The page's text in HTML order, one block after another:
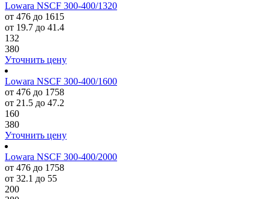
Lowara NSCF 300-400/1320
от 476 до 1615
от 19.7 до 41.4
132
380
Уточнить цену
Lowara NSCF 300-400/1600
от 476 до 1758
от 21.5 до 47.2
160
380
Уточнить цену
Lowara NSCF 300-400/2000
от 476 до 1758
от 32.1 до 55
200